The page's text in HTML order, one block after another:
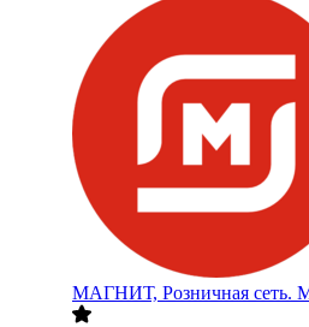
МАГНИТ, Розничная сеть.